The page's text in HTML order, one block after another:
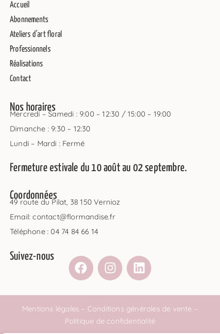
Accueil
Abonnements
Ateliers d’art floral
Professionnels
Réalisations
Contact
Nos horaires
Mercredi – Samedi : 9:00 – 12:30 / 15:00 – 19:00
Dimanche : 9:30 – 12:30
Lundi – Mardi : Fermé
Fermeture estivale du 10 août au 02 septembre.
Coordonnées
49 route du Pilat, 38 150 Vernioz
Email: contact@flormandise.fr
Téléphone : 04 74 84 66 14
Suivez-nous
Mentions légales – Conditions générales de vente –
Politique de confidentialité